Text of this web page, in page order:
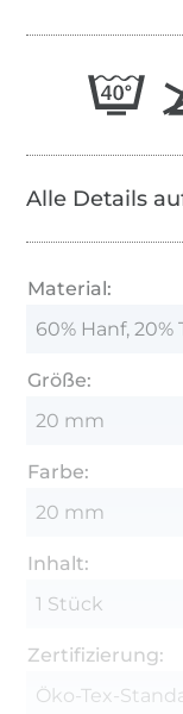
Alle Details
Material:
60% Hanf,
Größe:
20 mm
Farbe:
20 mm
Inhalt:
1 Stück
Zertifizierung:
Öko-Tex-